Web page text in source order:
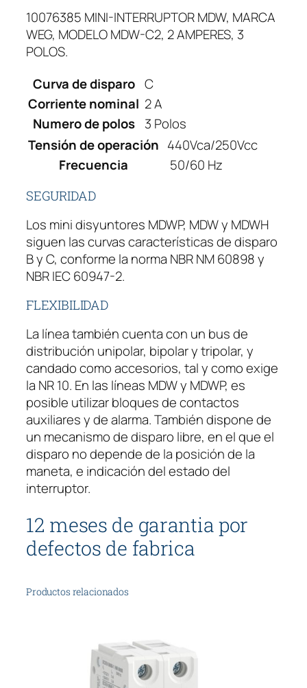
U
P
T
W
G
M
W
-
C
2
,
2
M
P
E
R
E
S
3
P
O
L
O
.
c
a
n
i
d
10076385 MINI-INTERRUPTOR MDW, MARCA
WEG, MODELO MDW-C2, 2 AMPERES, 3
POLOS.
Curva de disparo C
Corriente nominal 2 A
Numero de polos 3 Polos
Tensión de operación 440Vca/250Vcc
Frecuencia
50/60 Hz
SEGURIDAD
Los mini disyuntores MDWP, MDW y MDWH
siguen las curvas características de disparo
B y C, conforme la norma NBR NM 60898 y
NBR IEC 60947-2.
FLEXIBILIDAD
La línea también cuenta con un bus de
distribución unipolar, bipolar y tripolar, y
candado como accesorios, tal y como exige
la NR 10. En las líneas MDW y MDWP, es
posible utilizar bloques de contactos
auxiliares y de alarma. También dispone de
un mecanismo de disparo libre, en el que el
disparo no depende de la posición de la
maneta, e indicación del estado del
interruptor.
12 meses de garantia por
defectos de fabrica
Productos relacionados